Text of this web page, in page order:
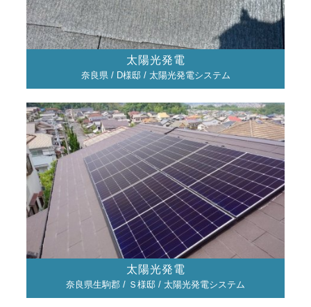
太陽光発電
奈良県 / D様邸 / 太陽光発電システム
太陽光発電
奈良県生駒郡 / Ｓ様邸 / 太陽光発電システム